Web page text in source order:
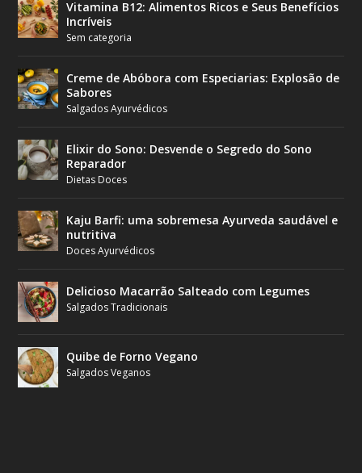
Vitamina B12: Alimentos Ricos e Seus Benefícios
Incríveis
Sem categoria
Creme de Abóbora com Especiarias: Explosão de
Sabores
Salgados Ayurvédicos
Elixir do Sono: Desvende o Segredo do Sono
Reparador
Dietas Doces
Kaju Barfi: uma sobremesa Ayurveda saudável e
nutritiva
Doces Ayurvédicos
Delicioso Macarrão Salteado com Legumes
Salgados Tradicionais
Quibe de Forno Vegano
Salgados Veganos